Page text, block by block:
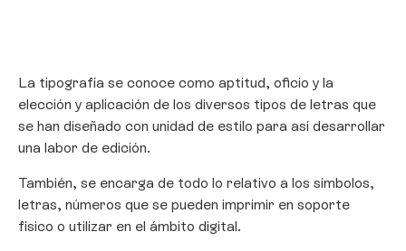
La tipografía se conoce como aptitud, oficio y la
elección y aplicación de los diversos tipos de letras que
se han diseñado con unidad de estilo para así desarrollar
una labor de edición.
También, se encarga de todo lo relativo a los símbolos,
letras, números que se pueden imprimir en soporte
físico o utilizar en el ámbito digital.